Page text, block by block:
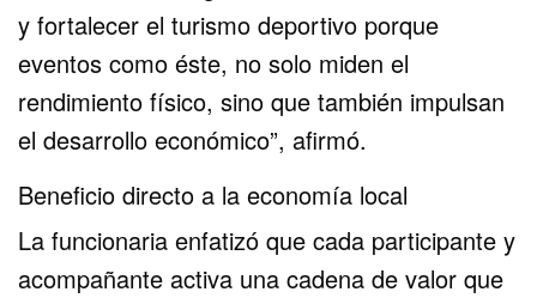
y fortalecer el turismo deportivo porque
eventos como éste, no solo miden el
rendimiento físico, sino que también impulsan
el desarrollo económico”, afirmó.
Beneficio directo a la economía local
La funcionaria enfatizó que cada participante y
acompañante activa una cadena de valor que